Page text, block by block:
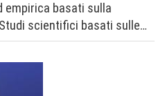
empirica basati sulla
scientifici basati sulle…